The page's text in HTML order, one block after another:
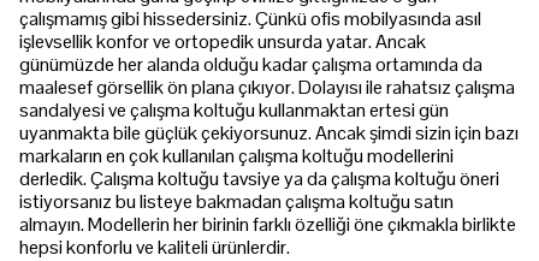
çalışmamış gibi hissedersiniz. Çünkü ofis mobilyasında asıl
işlevsellik konfor ve ortopedik unsurda yatar. Ancak
günümüzde her alanda olduğu kadar çalışma ortamında da
maalesef görsellik ön plana çıkıyor. Dolayısı ile rahatsız çalışma
sandalyesi ve çalışma koltuğu kullanmaktan ertesi gün
uyanmakta bile güçlük çekiyorsunuz. Ancak şimdi sizin için bazı
markaların en çok kullanılan çalışma koltuğu modellerini
derledik. Çalışma koltuğu tavsiye ya da çalışma koltuğu öneri
istiyorsanız bu listeye bakmadan çalışma koltuğu satın
almayın. Modellerin her birinin farklı özelliği öne çıkmakla birlikte
hepsi konforlu ve kaliteli ürünlerdir.